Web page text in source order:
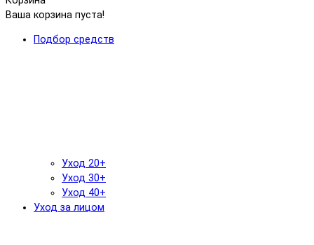
Ваша корзина пуста!
Подбор средств
Уход 20+
Уход 30+
Уход 40+
Уход за лицом